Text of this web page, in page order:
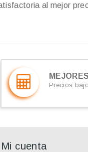
al mejor
Precios
Mi cuenta